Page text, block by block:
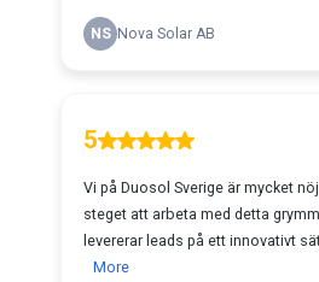
NS Nova Solar AB
5
Vi på Duosol Sverige är mycket
steget att arbeta med detta
levererar leads på ett innovativt
More